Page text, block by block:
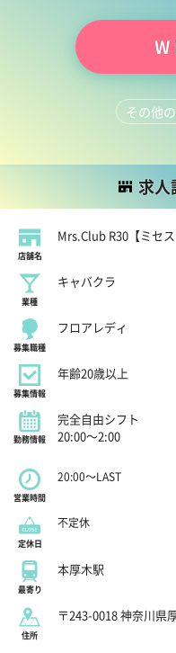
その他
求人
店舗名
Mrs.Club R30【ミセ
業種
キャバクラ
募集職種
フロアレディ
募集情報
年齢20歳以上
勤務情報
完全自由シフト
20:00～2:00
営業時間
20:00～LAST
定休日
不定休
最寄り
本厚木駅
住所
〒243-0018 神奈川